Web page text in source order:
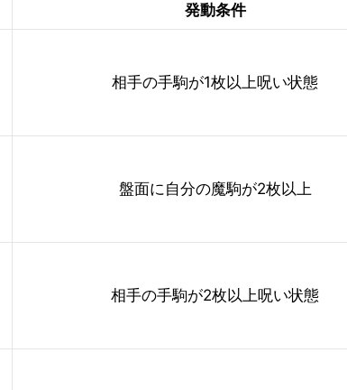
発動条件
相手の手駒が1枚以上呪い状態
盤面に自分の魔駒が2枚以上
相手の手駒が2枚以上呪い状態